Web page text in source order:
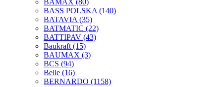
BAMAX (80)
BASS POLSKA (140)
BATAVIA (35)
BATMATIC (22)
BATTIPAV (43)
Baukraft (15)
BAUMAX (3)
BCS (94)
Belle (16)
BERNARDO (1158)